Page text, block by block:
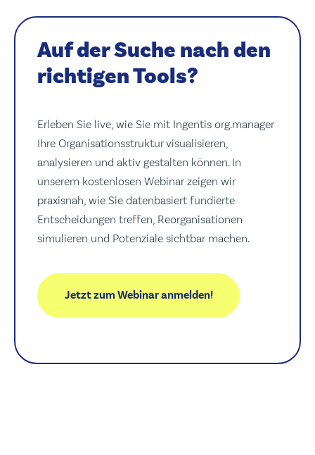
Auf der Suche nach den
richtigen Tools?
Erleben Sie live, wie Sie mit Ingentis org.manager
Ihre Organisationsstruktur visualisieren,
analysieren und aktiv gestalten können. In
unserem kostenlosen Webinar zeigen wir
praxisnah, wie Sie datenbasiert fundierte
Entscheidungen treffen, Reorganisationen
simulieren und Potenziale sichtbar machen.